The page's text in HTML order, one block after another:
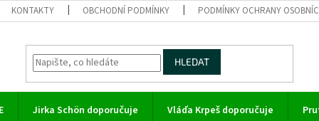
KONTAKTY OBCHODNÍ PODMÍNKY PODMÍNKY OCHRANY
HLEDAT
Jirka Schön doporučuje Vláďa Krpeš doporučuje